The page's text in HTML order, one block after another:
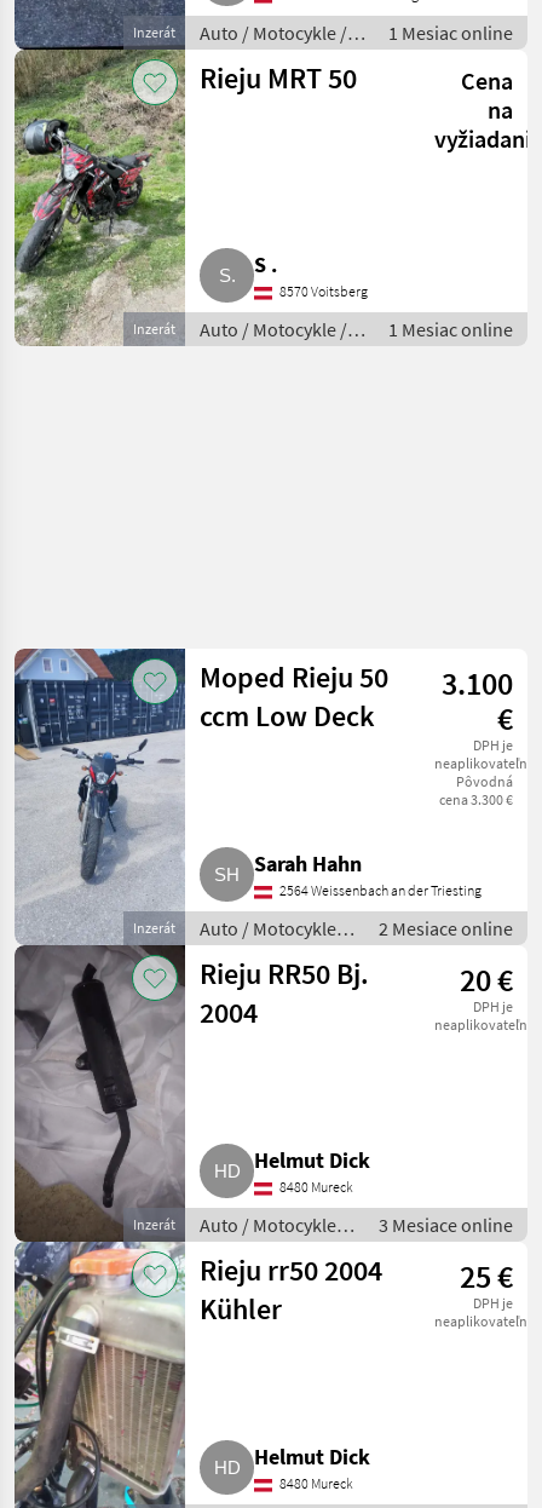
Inzerát
Auto / Motocykle /
Motorka
1 Mesiac online
Inzerát
Rieju MRT 50
Cena
na
S .
8570 Voitsberg
Auto / Motocykle /
Motorka
1 Mesiac online
Inzerát
Moped Rieju 50
ccm Low Deck
3.100
€
DPH je
neaplikovateľné
Pôvodná
cena 3.300 €
Sarah Hahn
2564 Weissenbach an der Triesting
Auto / Motocykle /
Motorka
2 Mesiace online
Inzerát
Rieju RR50 Bj.
2004
20 €
DPH je
neaplikovateľné
Helmut Dick
8480 Mureck
Auto / Motocykle /
Motorka
3 Mesiace online
Rieju rr50 2004
Kühler
25 €
DPH je
neaplikovateľné
Helmut Dick
8480 Mureck